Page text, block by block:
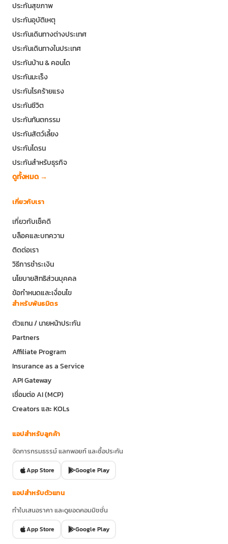
ประกันสุขภาพ
ประกันอุบัติเหตุ
ประกันเดินทางต่างประเทศ
ประกันเดินทางในประเทศ
ประกันบ้าน & คอนโด
ประกันมะเร็ง
ประกันโรคร้ายแรง
ประกันชีวิต
ประกันทันตกรรม
ประกันสัตว์เลี้ยง
ประกันโดรน
ประกันสำหรับธุรกิจ
ดูทั้งหมด →
เกี่ยวกับเรา
เกี่ยวกับเช็คดิ
บล็อคและบทความ
ติดต่อเรา
วิธีการชำระเงิน
นโยบายสิทธิส่วนบุคคล
ข้อกำหนดและเงื่อนไข
สำหรับพันธมิตร
ตัวแทน / นายหน้าประกัน
Partners
Affiliate Program
Insurance as a Service
API Gateway
เชื่อมต่อ AI (MCP)
Creators และ KOLs
แอปสำหรับลูกค้า
จัดการกรมธรรม์ แลกพอยท์ และซื้อประกัน
App Store Google Play
แอปสำหรับตัวแทน
ทำใบเสนอราคา และดูยอดคอมมิชชั่น
App Store Google Play